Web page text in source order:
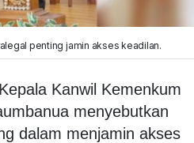
penting jamin akses keadilan.
Kanwil Kemenkum
menyebutkan
dalam menjamin akses